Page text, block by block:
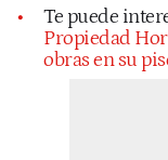
Te puede
Propiedad
obras en su